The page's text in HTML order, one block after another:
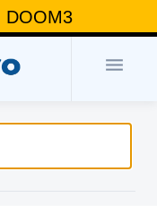
DOOM3
